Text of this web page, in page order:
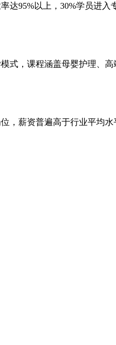
95%以上，30%学员进入
，课程涵盖母婴护理、高
薪资普遍高于行业平均水